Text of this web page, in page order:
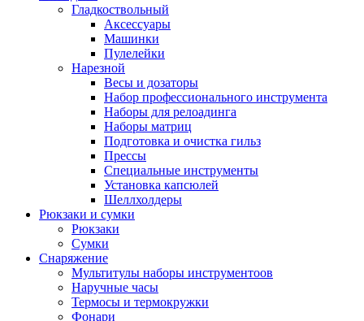
Гладкоствольный
Аксессуары
Машинки
Пулелейки
Нарезной
Весы и дозаторы
Набор профессионального инструмента
Наборы для релоадинга
Наборы матриц
Подготовка и очистка гильз
Прессы
Специальные инструменты
Установка капсюлей
Шеллхолдеры
Рюкзаки и сумки
Рюкзаки
Сумки
Снаряжение
Мультитулы наборы инструментоов
Наручные часы
Термосы и термокружки
Фонари